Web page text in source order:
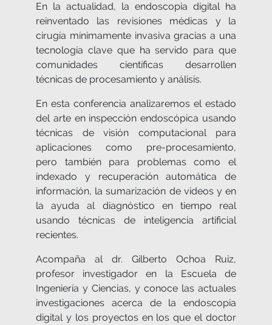
En la actualidad, la endoscopia digital ha
reinventado las revisiones médicas y la
cirugía mínimamente invasiva gracias a una
tecnología clave que ha servido para que
comunidades científicas desarrollen
técnicas de procesamiento y análisis.
En esta conferencia analizaremos el estado
del arte en inspección endoscópica usando
técnicas de visión computacional para
aplicaciones como pre-procesamiento,
pero también para problemas como el
indexado y recuperación automática de
información, la sumarización de videos y en
la ayuda al diagnóstico en tiempo real
usando técnicas de inteligencia artificial
recientes.
Acompaña al dr. Gilberto Ochoa Ruiz,
profesor investigador en la Escuela de
Ingeniería y Ciencias, y conoce las actuales
investigaciones acerca de la endoscopia
digital y los proyectos en los que el doctor